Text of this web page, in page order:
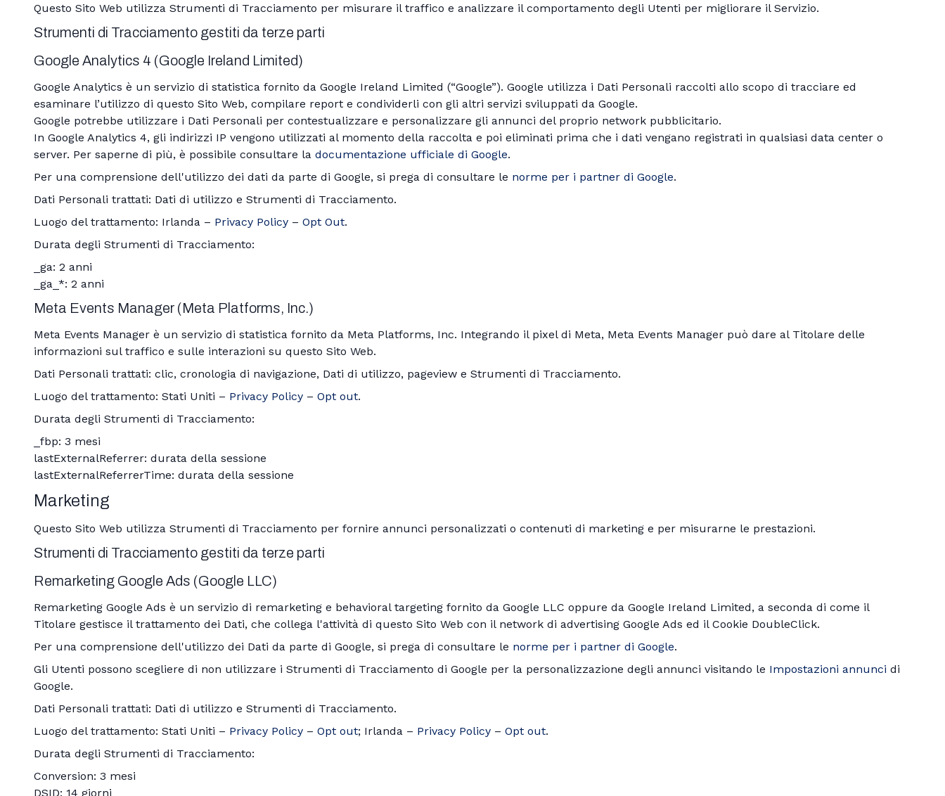
Questo Sito Web utilizza Strumenti di Tracciamento per misurare il traffico e analizzare il comportamento degli Utenti per migliorare il Servizio.
Strumenti di Tracciamento gestiti da terze parti
Google Analytics 4 (Google Ireland Limited)
Google Analytics è un servizio di statistica fornito da Google Ireland Limited (“Google”). Google utilizza i Dati Personali raccolti allo scopo di tracciare ed
esaminare l’utilizzo di questo Sito Web, compilare report e condividerli con gli altri servizi sviluppati da Google.
Google potrebbe utilizzare i Dati Personali per contestualizzare e personalizzare gli annunci del proprio network pubblicitario.
In Google Analytics 4, gli indirizzi IP vengono utilizzati al momento della raccolta e poi eliminati prima che i dati vengano registrati in qualsiasi data center o
server. Per saperne di più, è possibile consultare la documentazione ufficiale di Google.
Per una comprensione dell'utilizzo dei dati da parte di Google, si prega di consultare le norme per i partner di Google.
Dati Personali trattati: Dati di utilizzo e Strumenti di Tracciamento.
Luogo del trattamento: Irlanda – Privacy Policy – Opt Out.
Durata degli Strumenti di Tracciamento:
_ga: 2 anni
_ga_*: 2 anni
Meta Events Manager (Meta Platforms, Inc.)
Meta Events Manager è un servizio di statistica fornito da Meta Platforms, Inc. Integrando il pixel di Meta, Meta Events Manager può dare al Titolare delle
informazioni sul traffico e sulle interazioni su questo Sito Web.
Dati Personali trattati: clic, cronologia di navigazione, Dati di utilizzo, pageview e Strumenti di Tracciamento.
Luogo del trattamento: Stati Uniti – Privacy Policy – Opt out.
Durata degli Strumenti di Tracciamento:
_fbp: 3 mesi
lastExternalReferrer: durata della sessione
lastExternalReferrerTime: durata della sessione
Marketing
Questo Sito Web utilizza Strumenti di Tracciamento per fornire annunci personalizzati o contenuti di marketing e per misurarne le prestazioni.
Strumenti di Tracciamento gestiti da terze parti
Remarketing Google Ads (Google LLC)
Remarketing Google Ads è un servizio di remarketing e behavioral targeting fornito da Google LLC oppure da Google Ireland Limited, a seconda di come il
Titolare gestisce il trattamento dei Dati, che collega l'attività di questo Sito Web con il network di advertising Google Ads ed il Cookie DoubleClick.
Per una comprensione dell'utilizzo dei Dati da parte di Google, si prega di consultare le norme per i partner di Google.
Gli Utenti possono scegliere di non utilizzare i Strumenti di Tracciamento di Google per la personalizzazione degli annunci visitando le Impostazioni annunci di
Google.
Dati Personali trattati: Dati di utilizzo e Strumenti di Tracciamento.
Luogo del trattamento: Stati Uniti – Privacy Policy – Opt out; Irlanda – Privacy Policy – Opt out.
Durata degli Strumenti di Tracciamento:
Conversion: 3 mesi
DSID: 14 giorni